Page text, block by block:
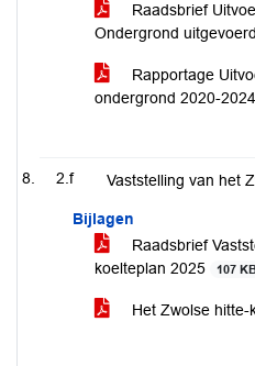
Raadsbrief
Ondergrond uitgevoerd
Rapportage
ondergrond 2020-2024
2.f Vaststelling van het
Bijlagen
Raadsbrief
koelteplan 2025
107
Het Zwolse